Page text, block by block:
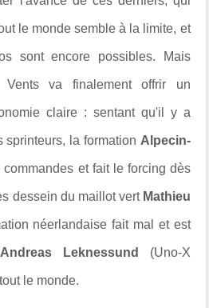
le monde semble à la limite, et
sont encore possibles. Mais
va finalement offrir un
claire : sentant qu'il y a
sprinteurs, la formation Alpecin-
commandes et fait le forcing dès
dessein du maillot vert Mathieu
néerlandaise fait mal et est
Andreas Leknessund (Uno-X
le monde.